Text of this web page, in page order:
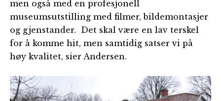
men også med en profesjonell
museumsutstilling med filmer, bildemontasjer
og gjenstander. Det skal være en lav terskel
for å komme hit, men samtidig satser vi på
høy kvalitet, sier Andersen.